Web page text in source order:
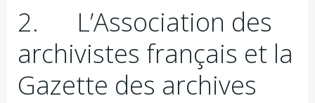
2. L’Association des
archivistes français et la
Gazette des archives